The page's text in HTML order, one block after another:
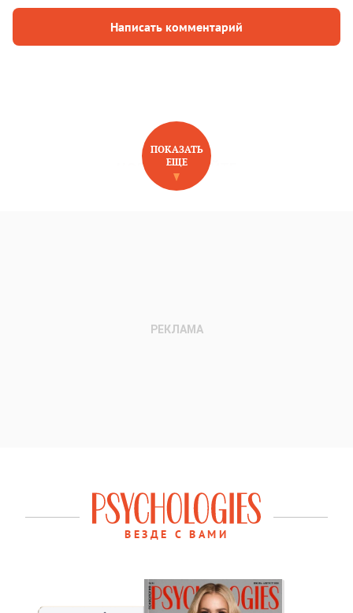
Написать комментарий
НОВОЕ НА САЙТЕ
ПОКАЗАТЬ
ЕЩЕ
ВЕЗДЕ С ВАМИ